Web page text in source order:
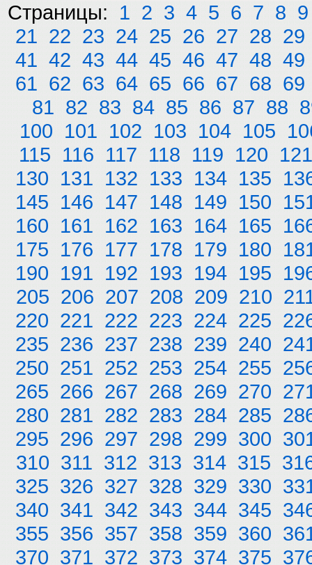
Страницы: 1 2 3 4 5 6 7 8 9
21 22 23 24 25 26 27 28 29
41 42 43 44 45 46 47 48 49
61 62 63 64 65 66 67 68 69
81 82 83 84 85 86 87 88
100 101 102 103 104 105
115 116 117 118 119 120 121
130 131 132 133 134 135
145 146 147 148 149 150
160 161 162 163 164 165
175 176 177 178 179 180
190 191 192 193 194 195
205 206 207 208 209 210
220 221 222 223 224 225
235 236 237 238 239 240
250 251 252 253 254 255
265 266 267 268 269 270
280 281 282 283 284 285
295 296 297 298 299 300
310 311 312 313 314 315
325 326 327 328 329 330
340 341 342 343 344 345
355 356 357 358 359 360
370 371 372 373 374 375